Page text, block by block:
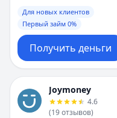
Для новых клиентов
Первый займ 0%
Получить деньги
Joymoney
4.6
(19отзывов)